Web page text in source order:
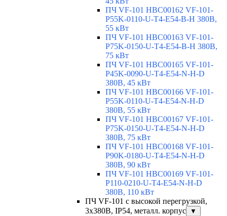
ПЧ VF-101 HBC00162 VF-101-
P55K-0110-U-T4-E54-B-H 380В,
55 кВт
ПЧ VF-101 HBC00163 VF-101-
P75K-0150-U-T4-E54-B-H 380В,
75 кВт
ПЧ VF-101 HBC00165 VF-101-
P45K-0090-U-T4-E54-N-H-D
380В, 45 кВт
ПЧ VF-101 HBC00166 VF-101-
P55K-0110-U-T4-E54-N-H-D
380В, 55 кВт
ПЧ VF-101 HBC00167 VF-101-
P75K-0150-U-T4-E54-N-H-D
380В, 75 кВт
ПЧ VF-101 HBC00168 VF-101-
P90K-0180-U-T4-E54-N-H-D
380В, 90 кВт
ПЧ VF-101 HBC00169 VF-101-
P110-0210-U-T4-E54-N-H-D
380В, 110 кВт
ПЧ VF-101 с высокой перегрузкой,
3х380В, IP54, металл. корпус
▼